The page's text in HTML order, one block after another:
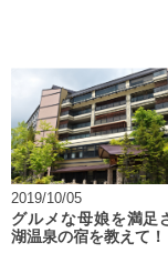
2019/10/05
グルメな母娘を満足
湖温泉の宿を教えて！